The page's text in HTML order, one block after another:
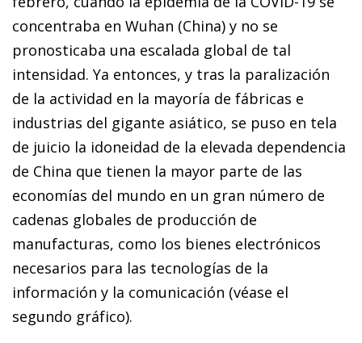
concentraba en Wuhan (China) y no se
pronosticaba una escalada global de tal
intensidad. Ya entonces, y tras la paralización
de la actividad en la mayoría de fábricas e
industrias del gigante asiático, se puso en tela
de juicio la idoneidad de la elevada dependencia
de China que tienen la mayor parte de las
economías del mundo en un gran número de
cadenas globales de producción de
manufacturas, como los bienes electrónicos
necesarios para las tecnologías de la
información y la comunicación (véase el
segundo gráfico).